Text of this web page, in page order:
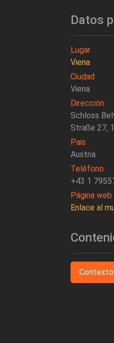
Datos
Lugar
Viena
Ciudad
Viena
Dirección
Schloss
Straße 27,
Pais
Austria
Teléfono
+43 1
Página web
Enlace al
Contexto